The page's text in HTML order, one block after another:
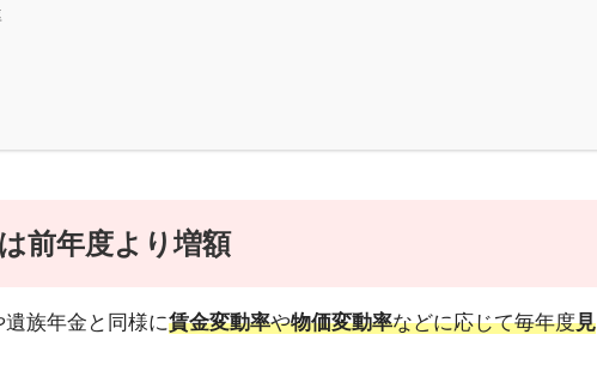
前年度より増額
族年金と同様に賃金変動率や物価変動率などに応じて毎年度見